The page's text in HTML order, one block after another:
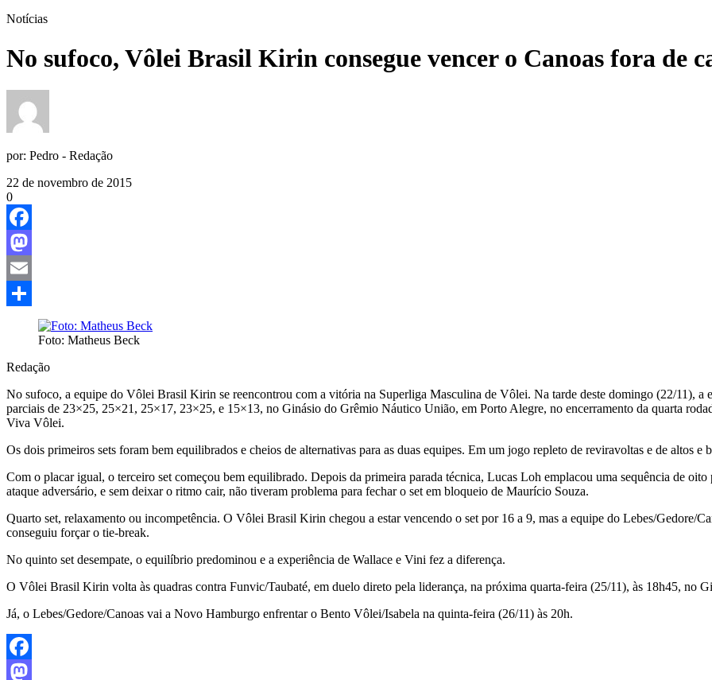
Notícias
No sufoco, Vôlei Brasil Kirin consegue vencer o Canoas fora de
por: Pedro - Redação
22 de novembro de 2015
0
Facebook
Mastodon
Email
Foto: Matheus Beck
Redação
No sufoco, a equipe do Vôlei Brasil Kirin se reencontrou com a vitória na Superliga Masculina de Vôlei. Na tarde deste domingo (22/11), a
parciais de 23×25, 25×21, 25×17, 23×25, e 15×13, no Ginásio do Grêmio Náutico União, em Porto Alegre, no encerramento da quarta
Viva Vôlei.
Os dois primeiros sets foram bem equilibrados e cheios de alternativas para as duas equipes. Em um jogo repleto de reviravoltas e de altos e
Com o placar igual, o terceiro set começou bem equilibrado. Depois da primeira parada técnica, Lucas Loh emplacou uma sequência de
ataque adversário, e sem deixar o ritmo cair, não tiveram problema para fechar o set em bloqueio de Maurício Souza.
Quarto set, relaxamento ou incompetência. O Vôlei Brasil Kirin chegou a estar vencendo o set por 16 a 9, mas a equipe do Lebes/Gedore/
conseguiu forçar o tie-break.
No quinto set desempate, o equilíbrio predominou e a experiência de Wallace e Vini fez a diferença.
O Vôlei Brasil Kirin volta às quadras contra Funvic/Taubaté, em duelo direto pela liderança, na próxima quarta-feira (25/11), às 18h45, no
Já, o Lebes/Gedore/Canoas vai a Novo Hamburgo enfrentar o Bento Vôlei/Isabela na quinta-feira (26/11) às 20h.
Facebook